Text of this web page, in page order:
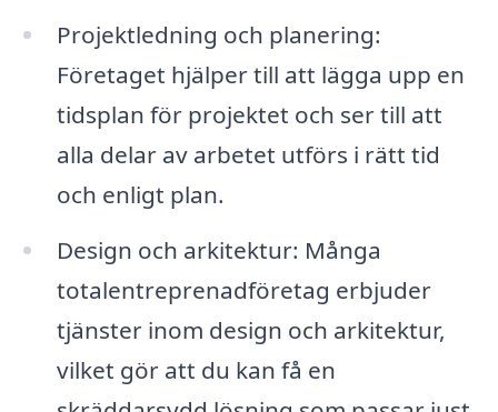
Projektledning och planering:
Företaget hjälper till att lägga upp en
tidsplan för projektet och ser till att
alla delar av arbetet utförs i rätt tid
och enligt plan.
Design och arkitektur: Många
totalentreprenadföretag erbjuder
tjänster inom design och arkitektur,
vilket gör att du kan få en